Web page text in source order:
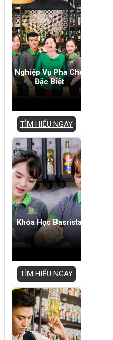
Nghiệp Vụ Pha Chế
Đặc Biệt
TÌM HIỂU NGAY
Khóa Học Basrista
TÌM HIỂU NGAY